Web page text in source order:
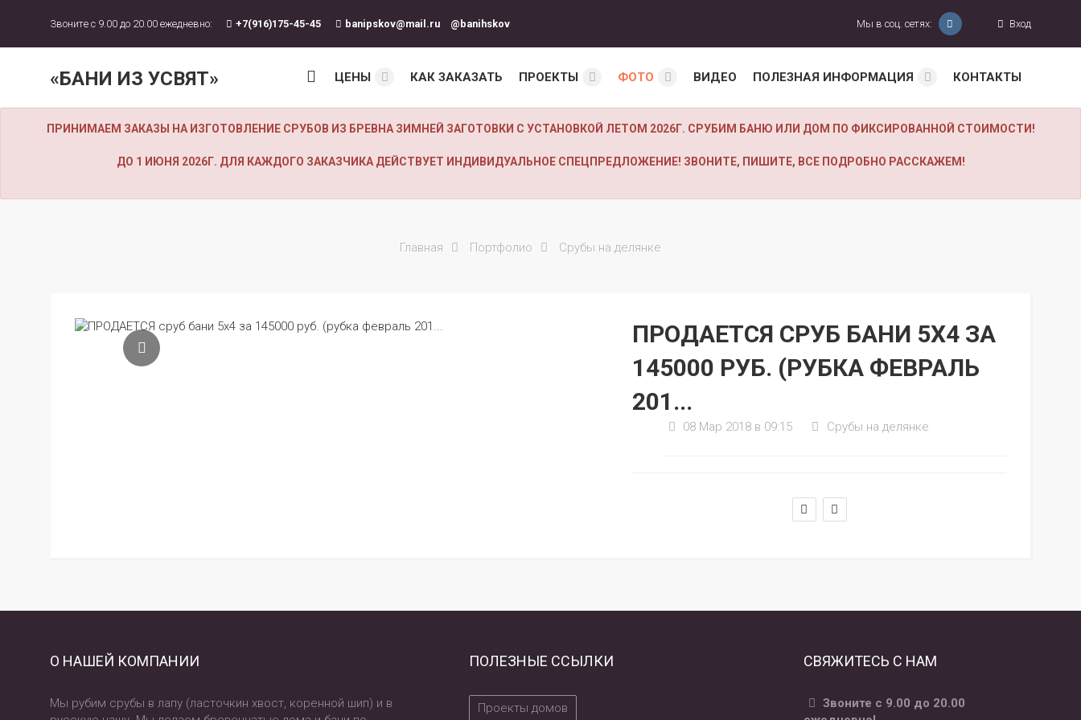
Звоните с 9.00 до 20.00 ежедневно: +7(916)175-45-45 banipskov@mail.ru @banihskov Вход
Мы в соц. сетях:
«БАНИ ИЗ УСВЯТ» ЦЕНЫ КАК ЗАКАЗАТЬ ПРОЕКТЫ ФОТО ВИДЕО ПОЛЕЗНАЯ ИНФОРМАЦИЯ КОНТАКТЫ
ПРИНИМАЕМ ЗАКАЗЫ НА ИЗГОТОВЛЕНИЕ СРУБОВ ИЗ БРЕВНА ЗИМНЕЙ ЗАГОТОВКИ С УСТАНОВКОЙ ЛЕТОМ 2026Г. СРУБИМ БАНЮ ИЛИ ДОМ ПО ФИКСИРОВАННОЙ СТОИМОСТИ!
ДО 1 ИЮНЯ 2026Г. ДЛЯ КАЖДОГО ЗАКАЗЧИКА ДЕЙСТВУЕТ ИНДИВИДУАЛЬНОЕ СПЕЦПРЕДЛОЖЕНИЕ! ЗВОНИТЕ, ПИШИТЕ, ВСЕ ПОДРОБНО РАССКАЖЕМ!
Главная Портфолио Срубы на делянке
ПРОДАЕТСЯ СРУБ БАНИ 5Х4 ЗА
145000 РУБ. (РУБКА ФЕВРАЛЬ
201...
08 Мар 2018 в 09:15 Срубы на делянке
О НАШЕЙ КОМПАНИИ
Мы рубим срубы в лапу (ласточкин хвост, коренной шип) и в
ПОЛЕЗНЫЕ ССЫЛКИ
Проекты домов
СВЯЖИТЕСЬ С НАМ
Звоните с 9.00 до 20.00